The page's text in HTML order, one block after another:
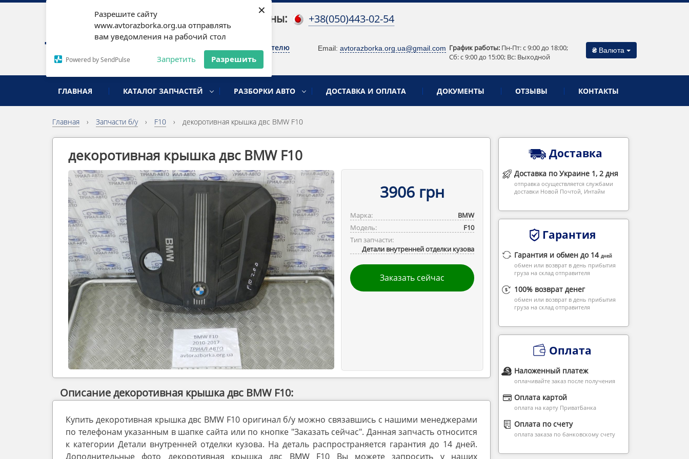
Разрешите сайту
www.avtorazborka.org.ua отправлять
вам уведомления на рабочий стол
Powered by SendPulse Запретить Разрешить
×
разборка иномарок
Наши телефоны: +38(050)443-02-54
Письмо руководителю Email: avtorazborka.org.ua@gmail.com График работы: Пн-Пт: c 9:00 до 18:00;
Сб: c 9:00 до 15:00; Вс: Выходной
₴ Валюта
ГЛАВНАЯ КАТАЛОГ ЗАПЧАСТЕЙ РАЗБОРКИ АВТО ДОСТАВКА И ОПЛАТА ДОКУМЕНТЫ ОТЗЫВЫ КОНТАКТЫ
Главная › Запчасти б/у › F10 › декоротивная крышка двс BMW F10
декоротивная крышка двс BMW F10
3906 грн
Марка:
BMW
Модель:
F10
Тип запчасти:
Детали внутренней отделки кузова
Заказать сейчас
Описание декоротивная крышка двс BMW F10:
Купить декоротивная крышка двс BMW F10 оригинал б/у можно связавшись с нашими менеджерами
по телефонам указанным в шапке сайта или по кнопке "Заказать сейчас". Данная запчасть относится
к категории Детали внутренней отделки кузова. На деталь распространяется гарантия до 14 дней.
Дополнительные фото декоротивная крышка двс BMW F10 Вы можете запросить у наших
Доставка
Доставка по Украине 1, 2 дня
отправка осуществляется службами
доставки Новой Почтой, Интайм
Гарантия
Гарантия и обмен до 14 дней
обмен или возврат в день прибытия
груза на склад отправителя
100% возврат денег
обмен или возврат в день прибытия
груза на склад отправителя
Оплата
Наложенный платеж
оплачивайте заказ после получения
Оплата картой
оплата на карту ПриватБанка
Оплата по счету
оплата заказа по банковскому счету